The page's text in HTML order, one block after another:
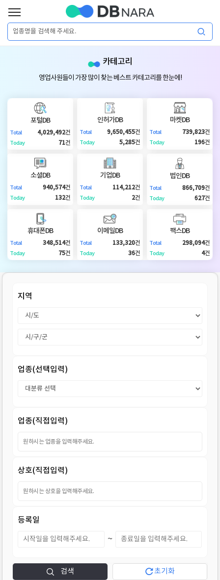
로
그
합
털
인
DB
인
휴
지역
업종(선택입력)
업종(직접입력)
상호(직접입력)
등록일
~
검색 초기화
카테고리
영업사원들이 가장 많이 찾는 베스트 카테고리를 한눈에!
포털DB
Total 4,029,492건
Today 71건
인허가DB
Total 9,650,455건
Today 5,285건
마켓DB
Total 739,823건
Today 196건
소셜DB
Total 940,574건
Today 132건
기업DB
Total 114,212건
Today 2건
법인DB
Total 866,709건
Today 627건
휴대폰DB
Total 348,514건
Today 75건
이메일DB
Total 133,320건
Today 36건
팩스DB
Total 298,094건
Today 4건